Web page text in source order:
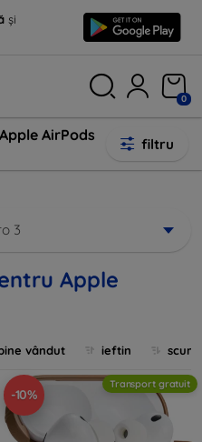
și
0
AirPods
filtru
3
Apple
vândut ieftin
-10%
Transport gratuit